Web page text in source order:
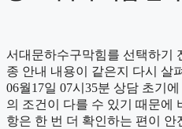
서대문하수구막힘를 선택하기
종 안내 내용이 같은지 다시 살
06월17일 07시35분 상담 초기
의 조건이 다를 수 있기 때문에
항은 한 번 더 확인하는 편이 안